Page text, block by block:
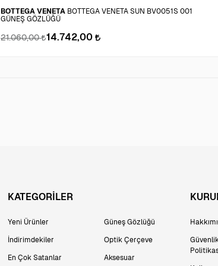
BOTTEGA VENETA BOTTEGA VENETA SUN BV0051S 001
GÜNEŞ GÖZLÜĞÜ
21.060,00 14.742,00
KATEGORİLER
Yeni Ürünler
İndirimdekiler
En Çok Satanlar
Güneş Gözlüğü
Optik Çerçeve
Aksesuar